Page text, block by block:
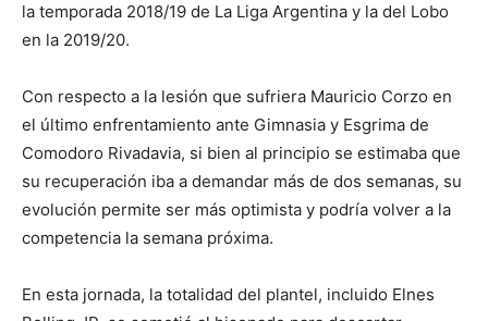
la temporada 2018/19 de La Liga Argentina y la del Lobo
en la 2019/20.
Con respecto a la lesión que sufriera Mauricio Corzo en
el último enfrentamiento ante Gimnasia y Esgrima de
Comodoro Rivadavia, si bien al principio se estimaba que
su recuperación iba a demandar más de dos semanas, su
evolución permite ser más optimista y podría volver a la
competencia la semana próxima.
En esta jornada, la totalidad del plantel, incluido Elnes